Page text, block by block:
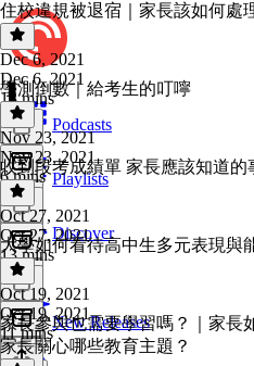
Podcasts
Playlists
Discover
New Releases
住校違規被退宿｜家長該如何處
Dec 6, 2021
Dec 6, 2021
13 mins
學測倒數｜給考生的叮嚀
Nov 23, 2021
Nov 23, 2021
6 mins
收到段考成績單 家長應該知道的
Oct 27, 2021
Oct 27, 2021
13 mins
大學如何看待高中生多元表現與
Oct 19, 2021
Oct 19, 2021
11 mins
家長參與也需要學習嗎？｜家長
家長關心哪些教育主題？